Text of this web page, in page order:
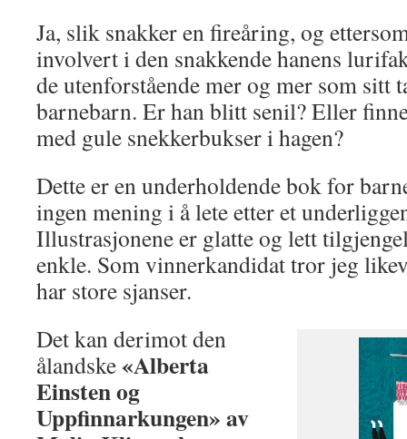
Ja, slik snakker en fireåring, og
involvert i den snakkende hanens
de utenforstående mer og mer som sitt
barnebarn. Er han blitt senil? Eller
med gule snekkerbukser i hagen?
Dette er en underholdende bok for
ingen mening i å lete etter et
Illustrasjonene er glatte og lett
enkle. Som vinnerkandidat tror jeg
har store sjanser.
Det kan derimot den
ålandske «Alberta
Einsten og
Uppfinnarkungen» av